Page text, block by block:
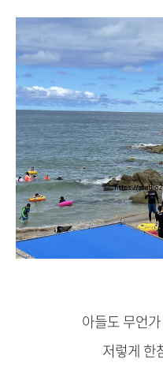
아들도 무언
저렇게 한